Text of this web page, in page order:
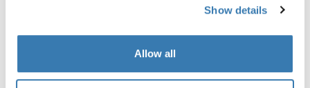
Show details
Allow all
Toggle overview